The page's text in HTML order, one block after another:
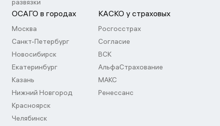
развязки
ОСАГО в городах
Москва
Санкт-Петербург
Новосибирск
Екатеринбург
Казань
Нижний Новгород
Красноярск
Челябинск
КАСКО у страховых
Росгосстрах
Согласие
ВСК
АльфаСтрахование
МАКС
Ренессанс